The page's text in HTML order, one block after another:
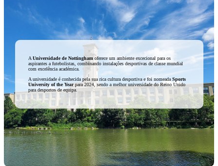
AUniversidade de Nottingham oferece um ambiente excecional para os
aspirantes a futebolistas, combinando instalações desportivas de classe mundial
com excelência académica.
A universidade é conhecida pela sua rica cultura desportiva e foi nomeadaSports
University of the Yearpara 2024, sendo a melhor universidade do Reino Unido
para desportos de equipa.